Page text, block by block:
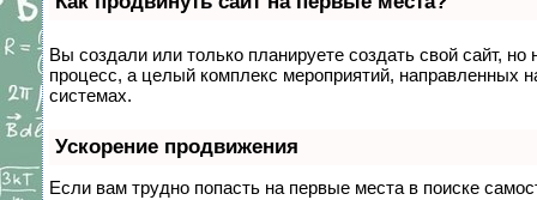
Вы создали или только планируете создать свой сайт,
процесс, а целый комплекс мероприятий, направленных
системах.
Ускорение продвижения
Если вам трудно попасть на первые места в поиске